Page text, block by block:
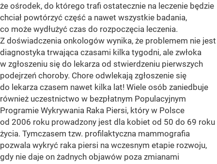
że ośrodek, do którego trafi ostatecznie na leczenie będzie
chciał powtórzyć część a nawet wszystkie badania,
co może wydłużyć czas do rozpoczęcia leczenia.
Z doświadczenia onkologów wynika, że problemem nie jest
diagnostyka trwająca czasami kilka tygodni, ale zwłoka
w zgłoszeniu się do lekarza od stwierdzeniu pierwszych
podejrzeń choroby. Chore odwlekają zgłoszenie się
do lekarza czasem nawet kilka lat! Wiele osób zaniedbuje
również uczestnictwo w bezpłatnym Populacyjnym
Programie Wykrywania Raka Piersi, który w Polsce
od 2006 roku prowadzony jest dla kobiet od 50 do 69 roku
życia. Tymczasem tzw. profilaktyczna mammografia
pozwala wykryć raka piersi na wczesnym etapie rozwoju,
gdy nie daje on żadnych objawów poza zmianami